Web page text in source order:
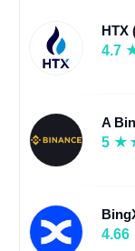
HTX
4.7
A
5
4.66